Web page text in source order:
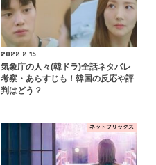
2022.2.15
気象庁の人々(韓ドラ)全話ネタバレ
考察・あらすじも！韓国の反応や評
判はどう？
ネットフリックス